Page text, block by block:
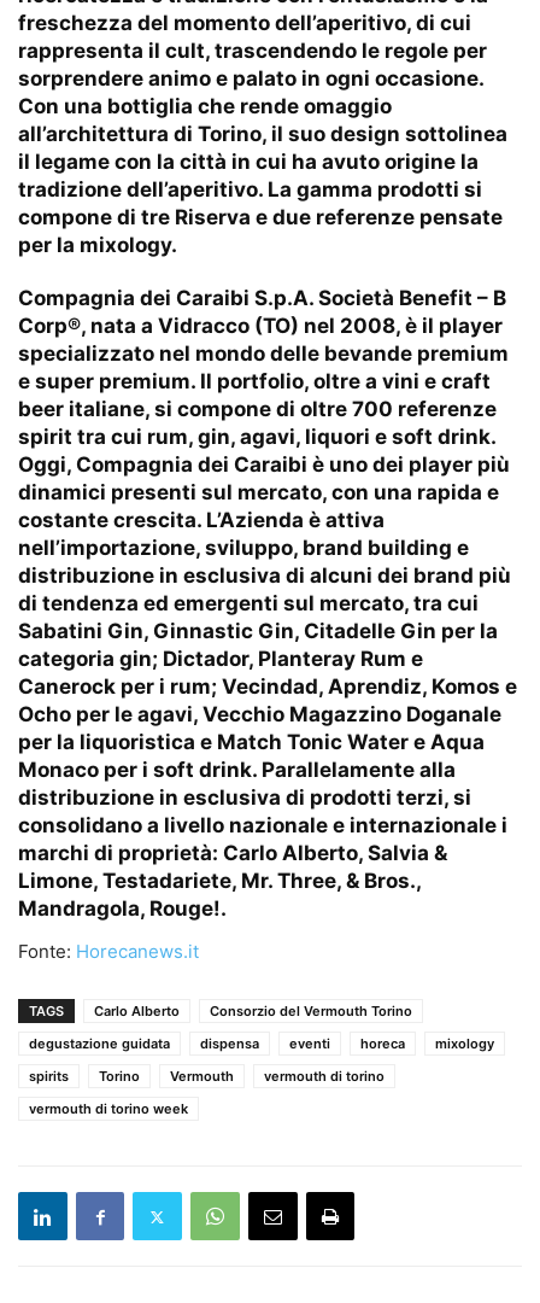
freschezza del momento dell’aperitivo, di cui
rappresenta il cult, trascendendo le regole per
sorprendere animo e palato in ogni occasione.
Con una bottiglia che rende omaggio
all’architettura di Torino, il suo design sottolinea
il legame con la città in cui ha avuto origine la
tradizione dell’aperitivo. La gamma prodotti si
compone di tre Riserva e due referenze pensate
per la mixology.
Compagnia dei Caraibi S.p.A. Società Benefit – B
Corp®, nata a Vidracco (TO) nel 2008, è il player
specializzato nel mondo delle bevande premium
e super premium. Il portfolio, oltre a vini e craft
beer italiane, si compone di oltre 700 referenze
spirit tra cui rum, gin, agavi, liquori e soft drink.
Oggi, Compagnia dei Caraibi è uno dei player più
dinamici presenti sul mercato, con una rapida e
costante crescita. L’Azienda è attiva
nell’importazione, sviluppo, brand building e
distribuzione in esclusiva di alcuni dei brand più
di tendenza ed emergenti sul mercato, tra cui
Sabatini Gin, Ginnastic Gin, Citadelle Gin per la
categoria gin; Dictador, Planteray Rum e
Canerock per i rum; Vecindad, Aprendiz, Komos e
Ocho per le agavi, Vecchio Magazzino Doganale
per la liquoristica e Match Tonic Water e Aqua
Monaco per i soft drink. Parallelamente alla
distribuzione in esclusiva di prodotti terzi, si
consolidano a livello nazionale e internazionale i
marchi di proprietà: Carlo Alberto, Salvia &
Limone, Testadariete, Mr. Three, & Bros.,
Mandragola, Rouge!.
Fonte: Horecanews.it
TAGS Carlo Alberto
Consorzio del Vermouth Torino
degustazione guidata
dispensa eventi horeca
mixology
spirits
Torino Vermouth
vermouth di torino
vermouth di torino week